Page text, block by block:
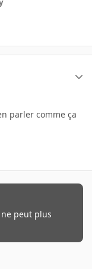
parler comme ça
peut plus